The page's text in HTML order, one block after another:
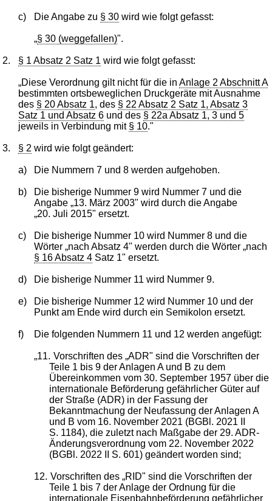
c) Die Angabe zu § 30wird wie folgt gefasst:
„§ 30 (weggefallen)".
2. § 1 Absatz 2 Satz 1 wird wie folgt gefasst:
„Diese Verordnung gilt nicht für die inAnlage 2 Abschnitt A
bestimmten ortsbeweglichen Druckgeräte mit Ausnahme
des § 20 Absatz 1, des § 22 Absatz 2 Satz 1, Absatz 3
Satz 1 und Absatz 6 und des § 22a Absatz 1, 3 und 5
jeweils in Verbindung mit § 10."
3. § 2 wird wie folgt geändert:
a) Die Nummern 7 und 8 werden aufgehoben.
b)
Die bisherige Nummer 9 wird Nummer 7 und die
Angabe „13. März 2003" wird durch die Angabe
„20. Juli 2015" ersetzt.
c)
Die bisherige Nummer 10 wird Nummer 8 und die
Wörter „nach Absatz 4" werden durch die Wörter „nach
§ 16 Absatz 4Satz 1" ersetzt.
d) Die bisherige Nummer 11 wird Nummer 9.
e)
Die bisherige Nummer 12 wird Nummer 10 und der
Punkt am Ende wird durch ein Semikolon ersetzt.
f) Die folgenden Nummern 11 und 12 werden angefügt:
„11. Vorschriften des „ADR" sind die Vorschriften der
Teile 1 bis 9 der Anlagen A und B zu dem
Übereinkommen vom 30. September 1957 über die
internationale Beförderung gefährlicher Güter auf
der Straße (ADR) in der Fassung der
Bekanntmachung der Neufassung der Anlagen A
und B vom 16. November 2021 (BGBl. 2021 II
S. 1184), die zuletzt nach Maßgabe der 29. ADR-
Änderungsverordnung vom 22. November 2022
(BGBl. 2022 II S. 601) geändert worden sind;
12. Vorschriften des „RID" sind die Vorschriften der
Teile 1 bis 7 der Anlage der Ordnung für die
internationale Eisenbahnbeförderung gefährlicher